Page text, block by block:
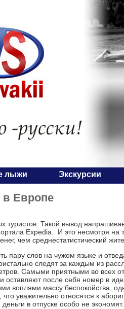
лыжи Экскурсии
в Европе
Такой вывод
Expedia. И это несмотря на
чем среднестатистический
пару слов на чужом языке и
следят за каждым из
Самыми приятными во всех
после себя номер в
воплями массу беспокойства,
уважительно относятся к
в отпуске особо не экономят.